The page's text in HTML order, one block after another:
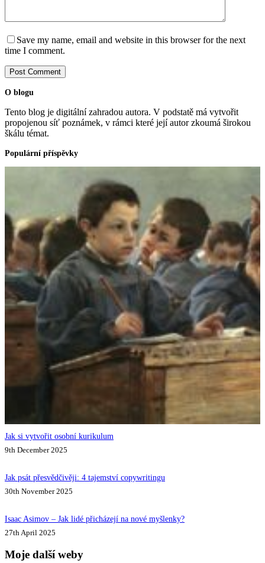
Save my name, email and website in this browser for the next
time I comment.
Post Comment
O blogu
Tento blog je digitální zahradou autora. V podstatě má vytvořit
propojenou síť poznámek, v rámci které její autor zkoumá širokou
škálu témat.
Populární příspěvky
Jak si vytvořit osobní kurikulum
9th December 2025
Jak psát přesvědčivěji: 4 tajemství copywritingu
30th November 2025
Isaac Asimov – Jak lidé přicházejí na nové myšlenky?
27th April 2025
Moje další weby